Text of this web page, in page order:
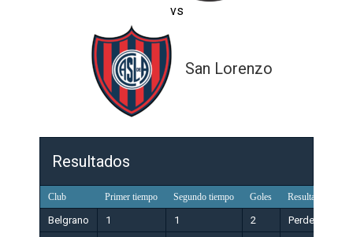
vs
San Lorenzo
Resultados
Club Primer tiempo Segundo tiempo Goles Resultado
Belgrano 1 1 2
Perdedor